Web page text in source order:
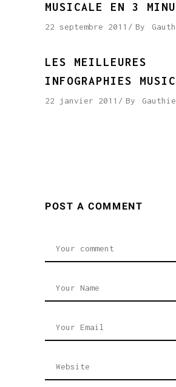
MUSICALE EN 3
22 septembre 2011 By
LES MEILLEURES
INFOGRAPHIES
22 janvier 2011 By
POST A COMMENT